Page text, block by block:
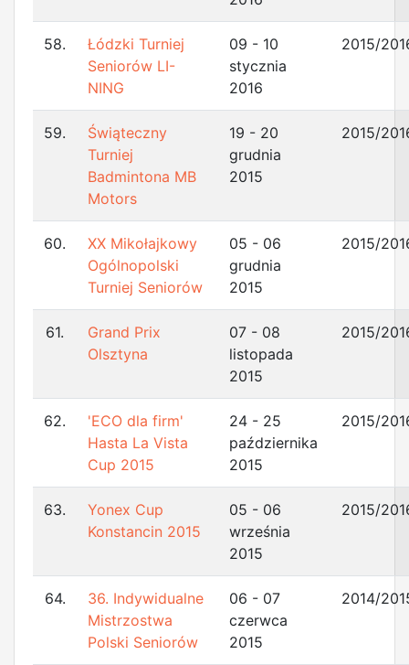
58.
Łódzki Turniej
Seniorów LI-
NING
09 - 10
stycznia
2016
2015/
59.
Świąteczny
Turniej
Badmintona MB
Motors
19 - 20
grudnia
2015
2015/
60.
XX Mikołajkowy
Ogólnopolski
Turniej Seniorów
05 - 06
grudnia
2015
2015/
61.
Grand Prix
Olsztyna
07 - 08
listopada
2015
2015/
62.
'ECO dla firm'
Hasta La Vista
Cup 2015
24 - 25
października
2015
2015/
63.
Yonex Cup
Konstancin 2015
05 - 06
września
2015
2015/
64.
36. Indywidualne
Mistrzostwa
Polski Seniorów
06 - 07
czerwca
2015
2014/